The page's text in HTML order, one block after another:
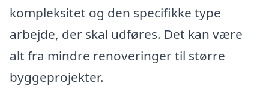
kompleksitet og den specifikke type
arbejde, der skal udføres. Det kan være
alt fra mindre renoveringer til større
byggeprojekter.